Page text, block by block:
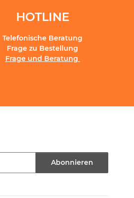
HOTLINE
Telefonische Beratung
Frage zu Bestellung
Frage und Beratung
Abonnieren